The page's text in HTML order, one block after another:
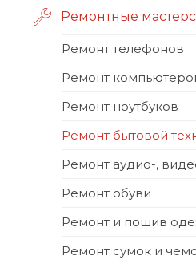
Ремонтные
Ремонт телефонов
Ремонт
Ремонт ноутбуков
Ремонт бытовой
Ремонт аудио-,
Ремонт обуви
Ремонт и пошив
Ремонт сумок и